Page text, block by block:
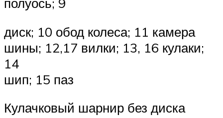
диск; 10 обод колеса; 11 камера
шины; 12,17 вилки; 13, 16 кулаки;
14
шип; 15 паз
Кулачковый шарнир без диска